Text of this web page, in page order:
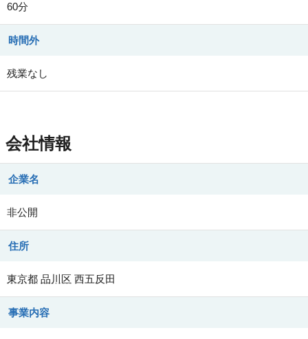
60分
時間外
残業なし
会社情報
企業名
非公開
住所
東京都 品川区 西五反田
事業内容